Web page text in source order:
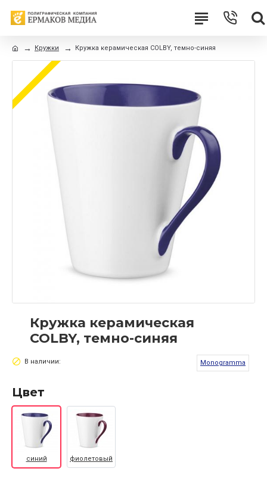
Кружки Кружка керамическая COLBY, темно-синяя
Кружка керамическая
COLBY, темно-синяя
В наличии: Monogramma
Цвет
синий фиолетовый